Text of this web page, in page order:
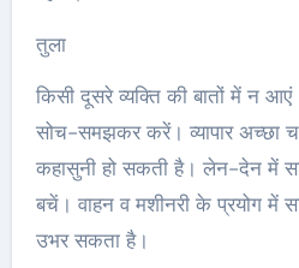
तुला
किसी दूसरे व्यक्ति की बातों में न
सोच-समझकर करें। व्यापार अच्‍छा
कहासुनी हो सकती है। लेन-देन में
बचें। वाहन व मशीनरी के प्रयोग में
उभर सकता है।